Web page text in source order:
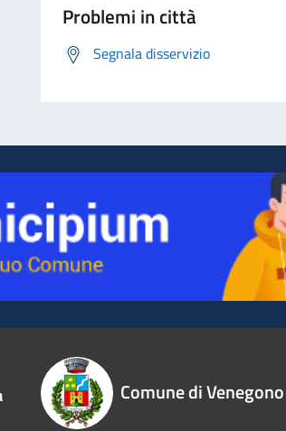
Problemi in città
Segnala disservizio
Comune di